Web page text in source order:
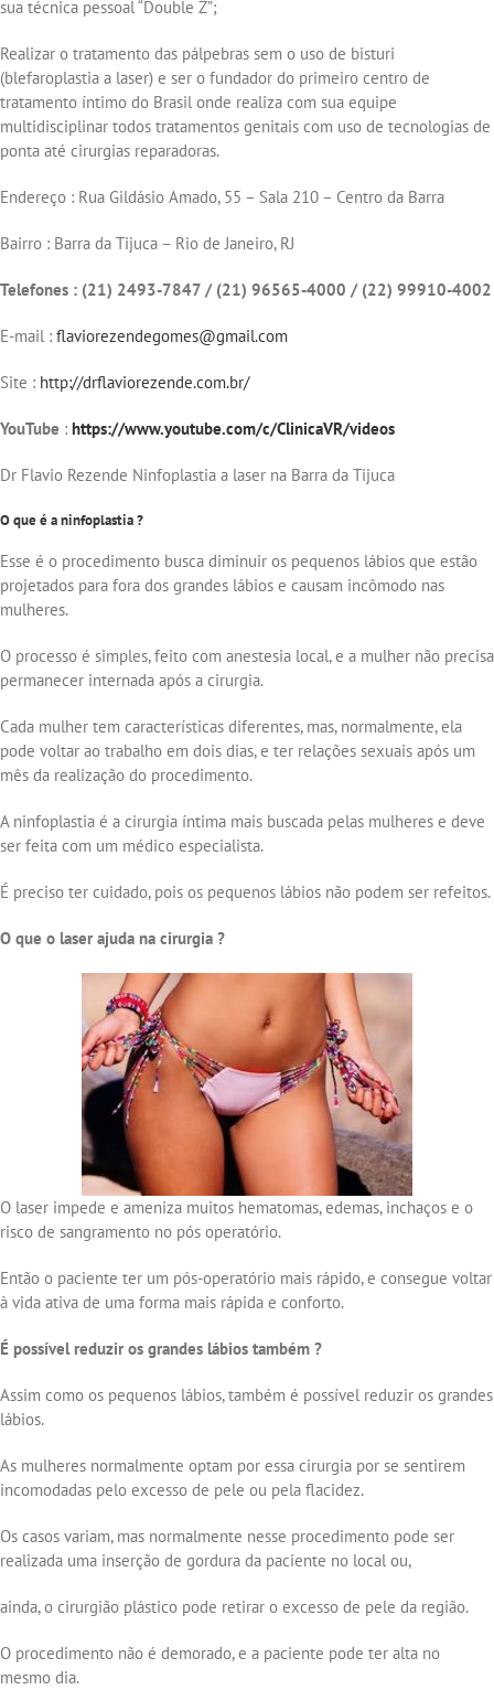
sua técnica pessoal “Double Z”;
Realizar o tratamento das pálpebras sem o uso de bisturi
(blefaroplastia a laser) e ser o fundador do primeiro centro de
tratamento íntimo do Brasil onde realiza com sua equipe
multidisciplinar todos tratamentos genitais com uso de tecnologias de
ponta até cirurgias reparadoras.
Endereço : Rua Gildásio Amado, 55 – Sala 210 – Centro da Barra
Bairro : Barra da Tijuca – Rio de Janeiro, RJ
Telefones : (21) 2493-7847 / (21) 96565-4000 / (22) 99910-4002
E-mail : flaviorezendegomes@gmail.com
Site : http://drflaviorezende.com.br/
YouTube : https://www.youtube.com/c/ClinicaVR/videos
Dr Flavio Rezende Ninfoplastia a laser na Barra da Tijuca
O que é a ninfoplastia ?
Esse é o procedimento busca diminuir os pequenos lábios que estão
projetados para fora dos grandes lábios e causam incômodo nas
mulheres.
O processo é simples, feito com anestesia local, e a mulher não precisa
permanecer internada após a cirurgia.
Cada mulher tem características diferentes, mas, normalmente, ela
pode voltar ao trabalho em dois dias, e ter relações sexuais após um
mês da realização do procedimento.
A ninfoplastia é a cirurgia íntima mais buscada pelas mulheres e deve
ser feita com um médico especialista.
É preciso ter cuidado, pois os pequenos lábios não podem ser refeitos.
O que o laser ajuda na cirurgia ?
O laser impede e ameniza muitos hematomas, edemas, inchaços e o
risco de sangramento no pós operatório.
Então o paciente ter um pós-operatório mais rápido, e consegue voltar
à vida ativa de uma forma mais rápida e conforto.
É possível reduzir os grandes lábios também ?
Assim como os pequenos lábios, também é possível reduzir os grandes
lábios.
As mulheres normalmente optam por essa cirurgia por se sentirem
incomodadas pelo excesso de pele ou pela flacidez.
Os casos variam, mas normalmente nesse procedimento pode ser
realizada uma inserção de gordura da paciente no local ou,
ainda, o cirurgião plástico pode retirar o excesso de pele da região.
O procedimento não é demorado, e a paciente pode ter alta no
mesmo dia.